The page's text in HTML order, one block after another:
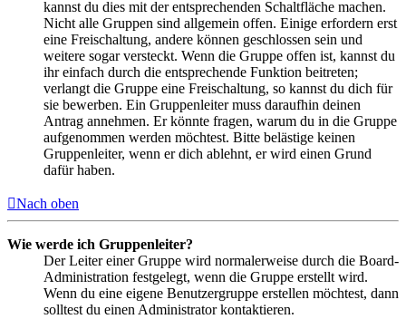
kannst du dies mit der entsprechenden Schaltfläche machen.
Nicht alle Gruppen sind allgemein offen. Einige erfordern erst
eine Freischaltung, andere können geschlossen sein und
weitere sogar versteckt. Wenn die Gruppe offen ist, kannst du
ihr einfach durch die entsprechende Funktion beitreten;
verlangt die Gruppe eine Freischaltung, so kannst du dich für
sie bewerben. Ein Gruppenleiter muss daraufhin deinen
Antrag annehmen. Er könnte fragen, warum du in die Gruppe
aufgenommen werden möchtest. Bitte belästige keinen
Gruppenleiter, wenn er dich ablehnt, er wird einen Grund
dafür haben.
Nach oben
Wie werde ich Gruppenleiter?
Der Leiter einer Gruppe wird normalerweise durch die Board-
Administration festgelegt, wenn die Gruppe erstellt wird.
Wenn du eine eigene Benutzergruppe erstellen möchtest, dann
solltest du einen Administrator kontaktieren.